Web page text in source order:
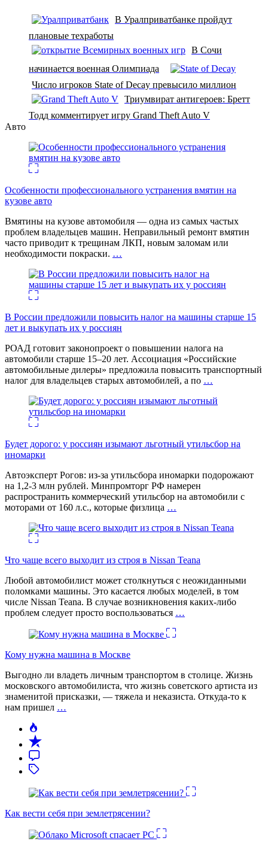
В Уралприватбанке пройдут
плановые техработы
В Сочи
начинается военная Олимпиада
Число игроков State of Decay превысило миллион
Триумвират антигероев: Бретт
Тодд комментирует игру Grand Theft Auto V
Авто
Особенности профессионального устранения вмятин на
кузове авто
Вмятины на кузове автомобиля — одна из самых частых
проблем владельцев машин. Неправильный ремонт вмятин
часто приводит к трещинам ЛКП, новым заломам или
необходимости покраски. …
В России предложили повысить налог на машины старше 15
лет и выкупать их у россиян
РОАД готовит законопроект о повышении налога на
автомобили старше 15–20 лет. Ассоциация «Российские
автомобильные дилеры» предложила повысить транспортный
налог для владельцев старых автомобилей, а по …
Будет дорого: у россиян изымают льготный утильсбор на
иномарки
Автоэксперт Рогов: из-за утильсбора иномарки подорожают
на 1,2-3 млн рублей. Минпромторг РФ намерен
распространить коммерческий утильсбор на автомобили с
моторами от 160 л.с., которые физлица …
Что чаще всего выходит из строя в Nissan Teana
Любой автомобилист может столкнуться с неожиданными
поломками машины. Это касается любых моделей, в том
числе Nissan Teana. В случае возникновения каких-либо
проблем следует просто воспользоваться …
Кому нужна машина в Москве
Выгодно ли владеть личным транспортом в столице. Жизнь
московского автомобилиста, что жизнь советского артиста из
знаменитой присказки, — тяжела и неказиста. Откуда-то к
нам пришел …
Как вести себя при землетрясении?